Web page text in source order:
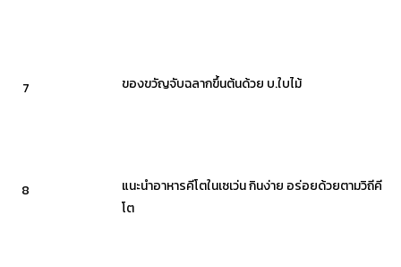
7 ของขวัญจับฉลากขึ้นต้นด้วย บ.ใบไม้
8
แนะนำอาหารคีโตในเซเว่น กินง่าย อร่อยด้วยตามวิถีคี
โต